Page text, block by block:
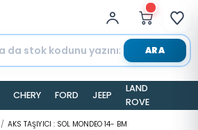
ARA
CHERY FORD JEEP
LAND
ROVER
AKS TAŞIYICI : SOL MONDEO 14- BM